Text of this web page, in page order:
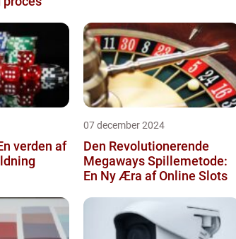
verden af
07 december 2024
Den Revolutionerende
Megaways Spillemetode:
En Ny Æra af Online Slots